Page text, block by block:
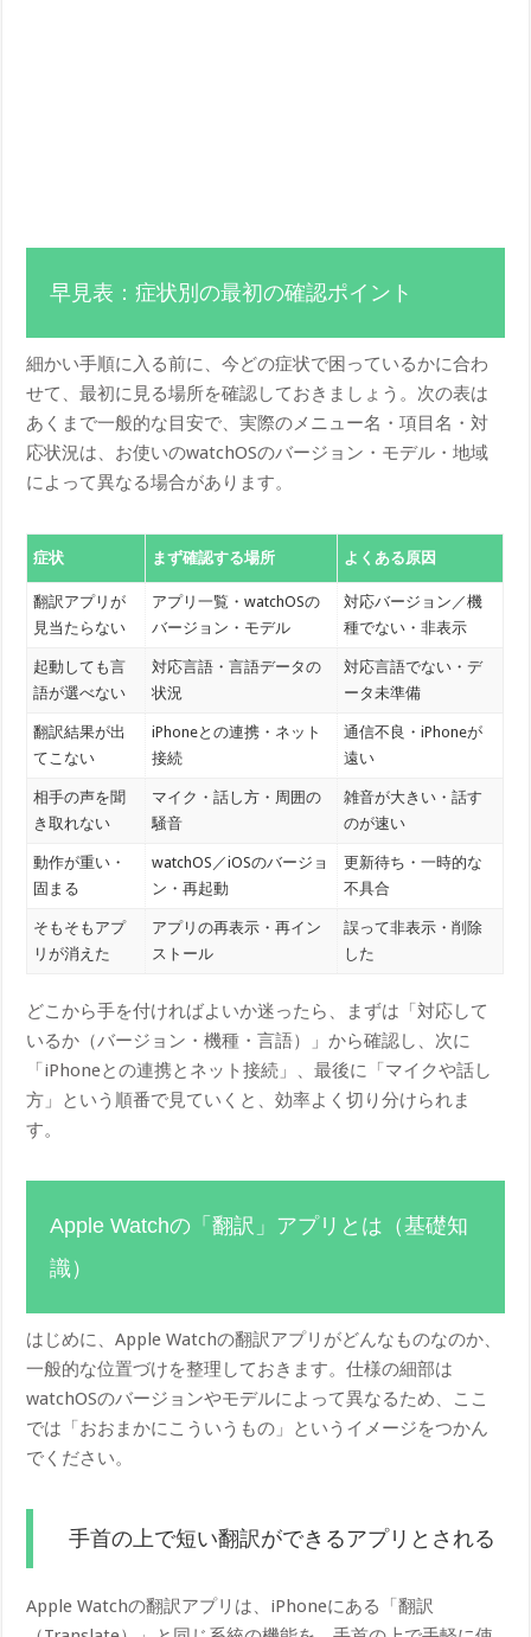
早見表：症状別の最初の確認ポイント
細かい手順に入る前に、今どの症状で困っているかに合わ
せて、最初に見る場所を確認しておきましょう。次の表は
あくまで一般的な目安で、実際のメニュー名・項目名・対
応状況は、お使いのwatchOSのバージョン・モデル・地域
によって異なる場合があります。
症状 まず確認する場所 よくある原因
翻訳アプリが
見当たらない
アプリ一覧・watchOSの
バージョン・モデル
対応バージョン／機
種でない・非表示
起動しても言
語が選べない
対応言語・言語データの
状況
対応言語でない・デ
ータ未準備
翻訳結果が出
てこない
iPhoneとの連携・ネット
接続
通信不良・iPhoneが
遠い
相手の声を聞
き取れない
マイク・話し方・周囲の
騒音
雑音が大きい・話す
のが速い
動作が重い・
固まる
watchOS／iOSのバージョ
ン・再起動
更新待ち・一時的な
不具合
そもそもアプ
リが消えた
アプリの再表示・再イン
ストール
誤って非表示・削除
した
どこから手を付ければよいか迷ったら、まずは「対応して
いるか（バージョン・機種・言語）」から確認し、次に
「iPhoneとの連携とネット接続」、最後に「マイクや話し
方」という順番で見ていくと、効率よく切り分けられま
す。
Apple Watchの「翻訳」アプリとは（基礎知
識）
はじめに、Apple Watchの翻訳アプリがどんなものなのか、
一般的な位置づけを整理しておきます。仕様の細部は
watchOSのバージョンやモデルによって異なるため、ここ
では「おおまかにこういうもの」というイメージをつかん
でください。
手首の上で短い翻訳ができるアプリとされる
Apple Watchの翻訳アプリは、iPhoneにある「翻訳